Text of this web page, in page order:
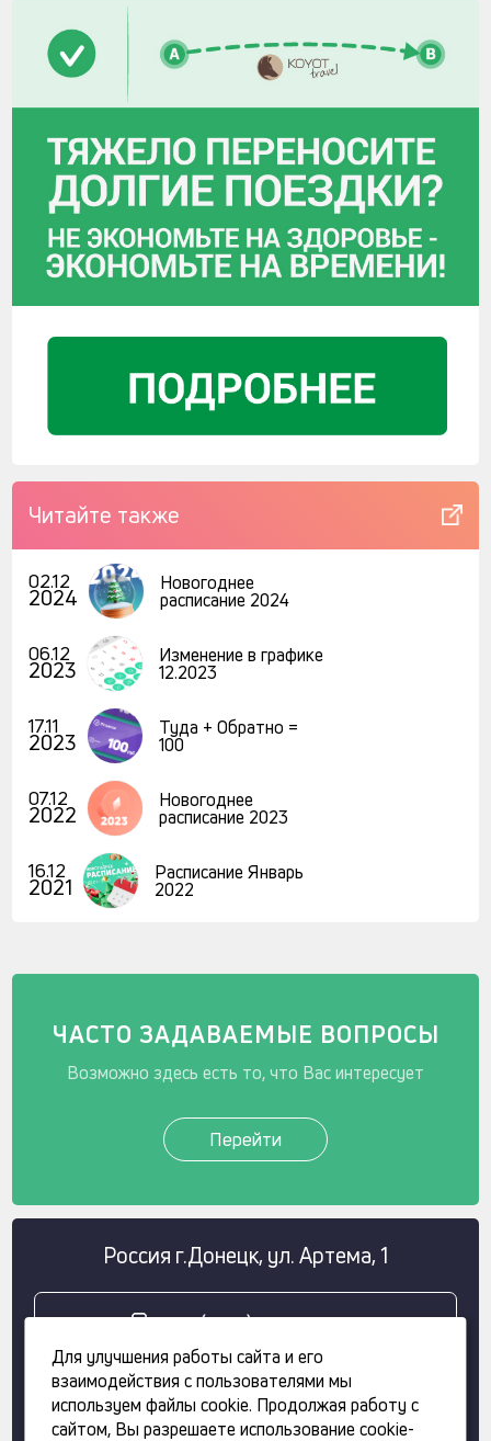
Читайте также
02.12
2024
Новогоднее
расписание 2024
06.12
2023
Изменение в графике
12.2023
17.11
2023
Туда + Обратно =
100
07.12
2022
Новогоднее
расписание 2023
16.12
2021
Расписание Январь
2022
ЧАСТО ЗАДАВАЕМЫЕ ВОПРОСЫ
Возможно здесь есть то, что Вас интересует
Перейти
Россия г.Донецк, ул. Артема, 1
+7 (949) 308 11 68
+ 7 (958) 100 84 35
Для улучшения работы сайта и его
взаимодействия с пользователями мы
используем файлы cookie. Продолжая работу с
сайтом, Вы разрешаете использование cookie-